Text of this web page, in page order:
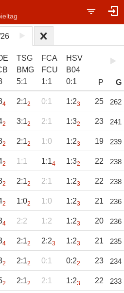
TSG
BMG
5:1
FCA
FCU
1:1
HSV
B04
0:1 P G
4 2:12 0:1 1:23 25 262
2 3:12 2:1 1:32 23 241
2 2:12 1:0 1:23 19 239
2 1:1 1:14 1:32 22 238
2 2:12 2:1 1:23 22 238
2 1:02 1:0 1:23 21 236
4 2:2 1:2 1:23 20 236
4 2:12 2:23 1:23 21 235
2 2:12 0:1 0:22 23 234
2 2:12 2:1 1:23 22 233